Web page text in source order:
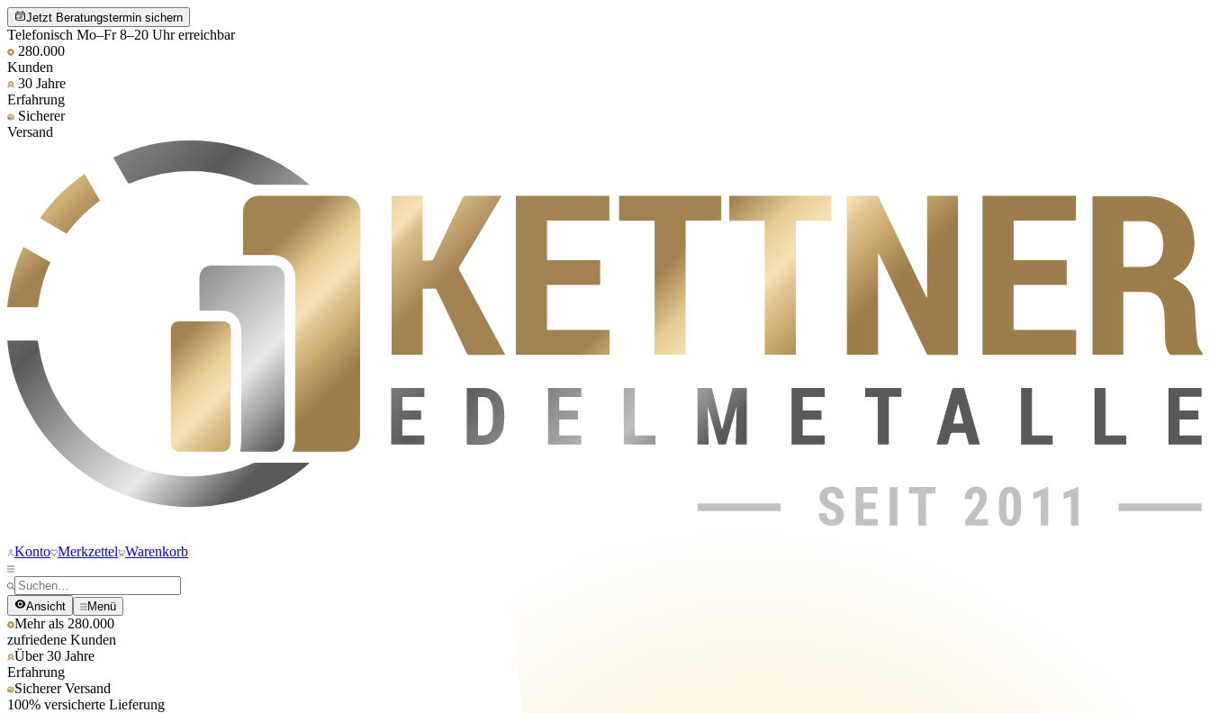
Jetzt Beratungstermin sichern
Telefonisch Mo–Fr 8–20 Uhr erreichbar
280.000
Kunden
30 Jahre
Erfahrung
Sicherer
Versand
Konto Merkzettel Warenkorb
Ansicht Menü
Mehr als 280.000
zufriedene Kunden
Über 30 Jahre
Erfahrung
Sicherer Versand
100% versicherte Lieferung